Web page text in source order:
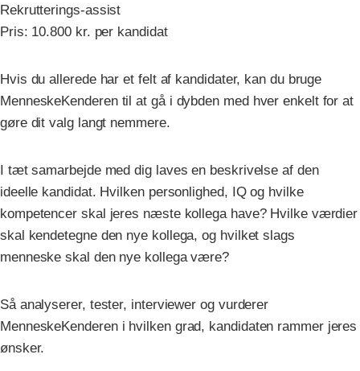
Rekrutterings-assist
Pris: 10.800 kr. per kandidat
Hvis du allerede har et felt af kandidater, kan du bruge
MenneskeKenderen til at gå i dybden med hver enkelt for at
gøre dit valg langt nemmere.
I tæt samarbejde med dig laves en beskrivelse af den
ideelle kandidat. Hvilken personlighed, IQ og hvilke
kompetencer skal jeres næste kollega have? Hvilke værdier
skal kendetegne den nye kollega, og hvilket slags
menneske skal den nye kollega være?
Så analyserer, tester, interviewer og vurderer
MenneskeKenderen i hvilken grad, kandidaten rammer jeres
ønsker.